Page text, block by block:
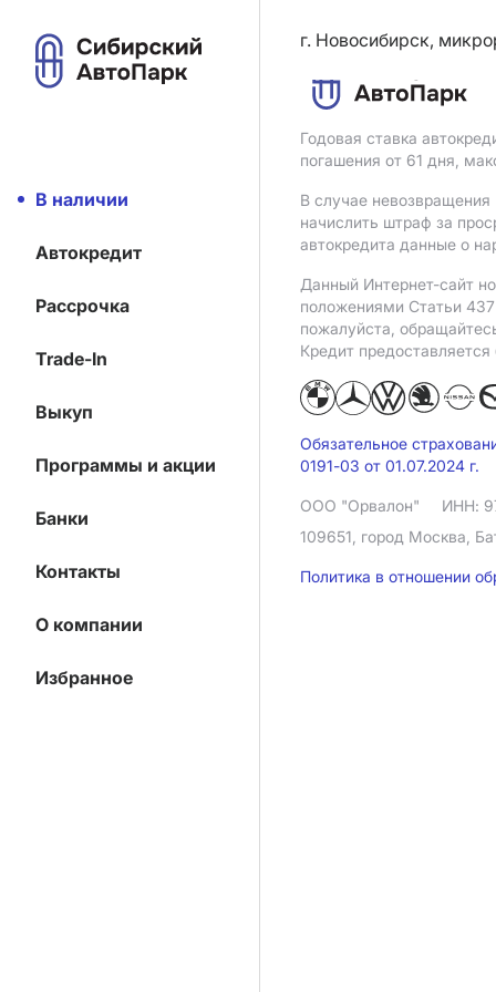
В наличии
Автокредит
Рассрочка
Trade-In
Выкуп
Программы и акции
Банки
Контакты
О компании
Избранное
г. Новосибирск,
Годовая ставка
погашения от 61 дня,
В случае
начислить штраф за
автокредита данные о
Данный Интернет-сайт
положениями Статьи
пожалуйста,
Кредит
Обязательное
0191-03 от 01.07.2024 г.
ООО "Орвалон"
ИНН:
109651, город Москва,
Политика в отношении